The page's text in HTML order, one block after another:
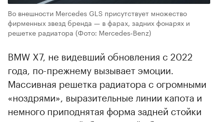
Во внешности Mercedes GLS присутствует множество
фирменных звезд бренда — в фарах, задних фонарях и
решетке радиатора (Фото: Mercedes‑Benz)
BMW X7, не видевший обновления с 2022
года, по-прежнему вызывает эмоции.
Массивная решетка радиатора с огромными
«ноздрями», выразительные линии капота и
немного приподнятая форма задней стойки